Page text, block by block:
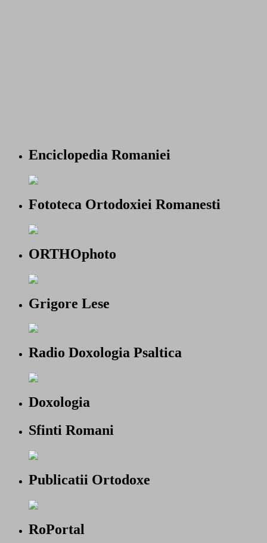
Enciclopedia Romaniei
Fototeca Ortodoxiei Romanesti
ORTHOphoto
Grigore Lese
Radio Doxologia Psaltica
Doxologia
Sfinti Romani
Publicatii Ortodoxe
RoPortal